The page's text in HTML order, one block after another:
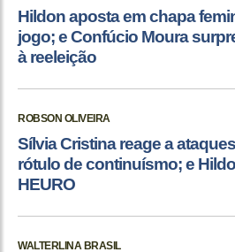
Hildon aposta em chapa
jogo; e Confúcio Moura
à reeleição
ROBSON OLIVEIRA
Sílvia Cristina reage a
rótulo de continuísmo; e
HEURO
WALTERLINA BRASIL